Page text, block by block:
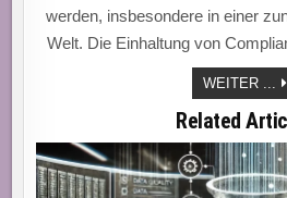
werden, insbesondere in einer
Welt. Die Einhaltung von
WEITER ...
Related